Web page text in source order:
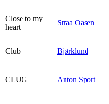
Close to my
heart
Straa Oasen
Club Bjørklund
CLUG Anton Sport